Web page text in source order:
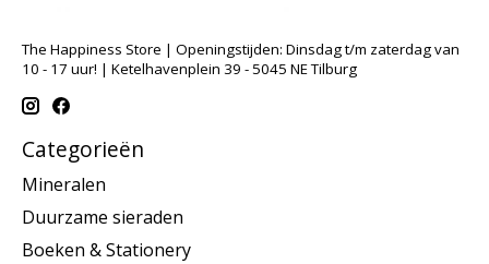
The Happiness Store | Openingstijden: Dinsdag t/m zaterdag van
10 - 17 uur! | Ketelhavenplein 39 - 5045 NE Tilburg
Categorieën
Mineralen
Duurzame sieraden
Boeken & Stationery